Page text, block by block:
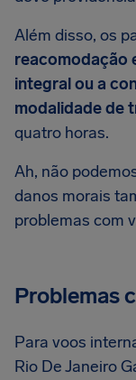
Além disso, os
reacomodação
integral ou a
modalidade de
quatro horas.
Ah, não
danos morais
problemas com
Problemas
Para voos
Rio De Janeiro